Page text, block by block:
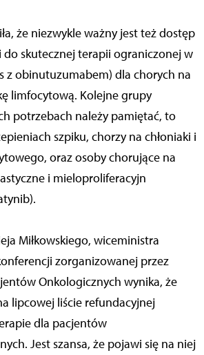
że niezwykle ważny jest też dostęp
do skutecznej terapii ograniczonej w
z obinutuzumabem) dla chorych na
limfocytową. Kolejne grupy
potrzebach należy pamiętać, to
szpiku, chorzy na chłoniaki i
oraz osoby chorujące na
i mieloproliferacyjn
Miłkowskiego, wiceministra
zorganizowanej przez
Onkologicznych wynika, że
lipcowej liście refundacyjnej
dla pacjentów
Jest szansa, że pojawi się na niej